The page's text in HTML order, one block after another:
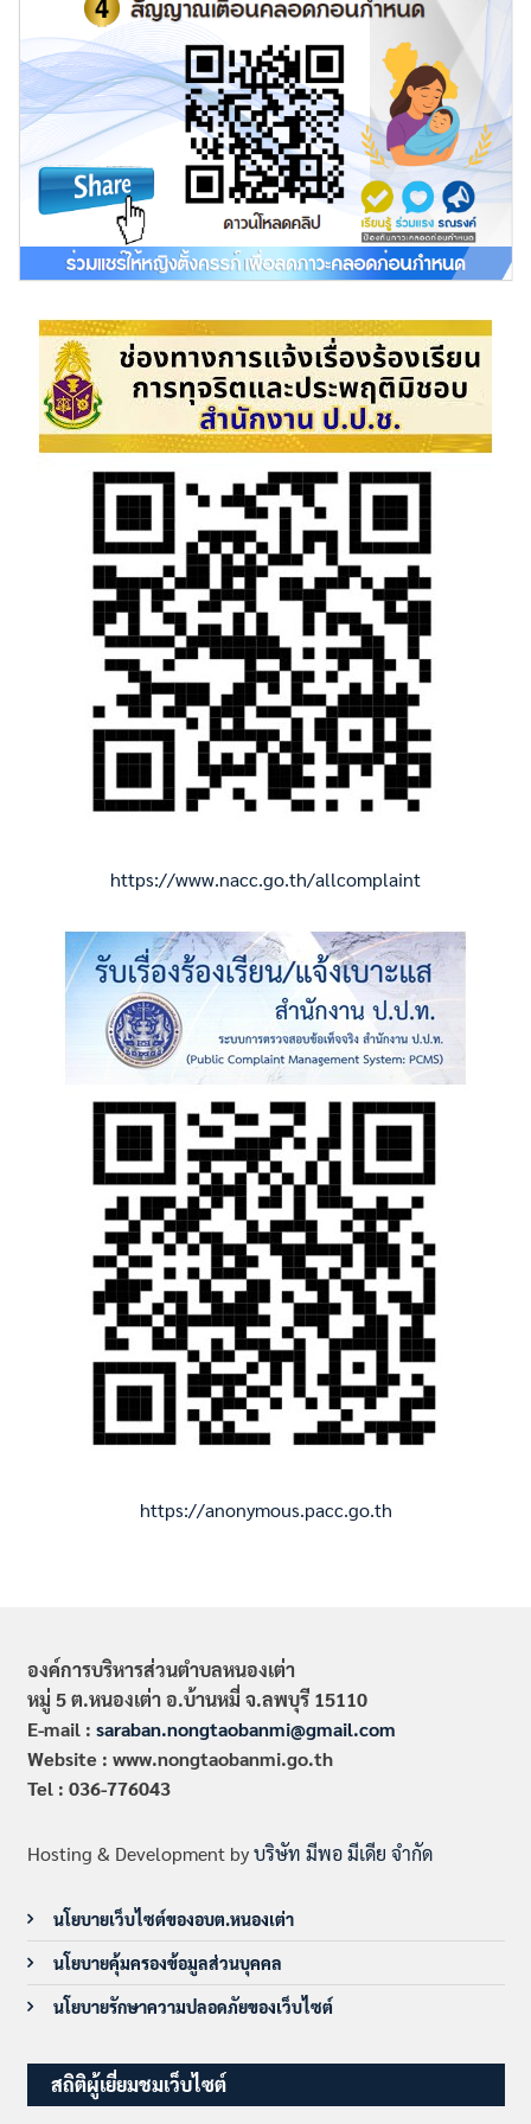
https://www.nacc.go.th/allcomplaint
https://anonymous.pacc.go.th
องค์การบริหารส่วนตำบลหนองเต่า
หมู่ 5 ต.หนองเต่า อ.บ้านหมี่ จ.ลพบุรี 15110
E-mail : saraban.nongtaobanmi@gmail.com
Website : www.nongtaobanmi.go.th
Tel : 036-776043
Hosting & Development byบริษัท มีพอ มีเดีย จำกัด
นโยบายเว็บไซต์ของอบต.หนองเต่า
นโยบายคุ้มครองข้อมูลส่วนบุคคล
นโยบายรักษาความปลอดภัยของเว็บไซต์
สถิติผู้เยี่ยมชมเว็บไซต์